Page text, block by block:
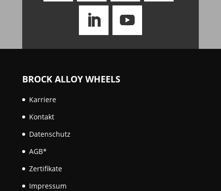
BROCK ALLOY WHEELS
Karriere
Kontakt
Datenschutz
AGB*
Zertifikate
Impressum